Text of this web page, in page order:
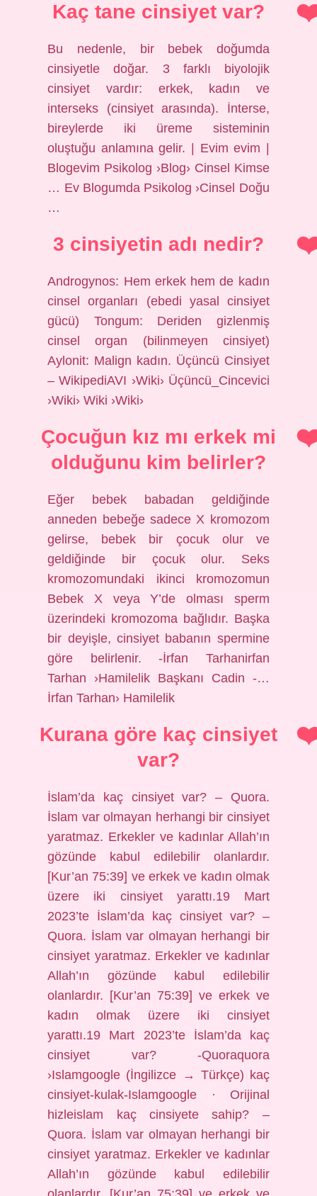
Kaç tane cinsiyet var?
Bu nedenle, bir bebek doğumda
cinsiyetle doğar. 3 farklı biyolojik
cinsiyet vardır: erkek, kadın ve
interseks (cinsiyet arasında). İnterse,
bireylerde iki üreme sisteminin
oluştuğu anlamına gelir. | Evim evim |
Blogevim Psikolog ›Blog› Cinsel Kimse
… Ev Blogumda Psikolog ›Cinsel Doğu
…
3 cinsiyetin adı nedir?
Androgynos: Hem erkek hem de kadın
cinsel organları (ebedi yasal cinsiyet
gücü) Tongum: Deriden gizlenmiş
cinsel organ (bilinmeyen cinsiyet)
Aylonit: Malign kadın. Üçüncü Cinsiyet
– WikipediAVI ›Wiki› Üçüncü_Cincevici
›Wiki› Wiki ›Wiki›
Çocuğun kız mı erkek mi
olduğunu kim belirler?
Eğer bebek babadan geldiğinde
anneden bebeğe sadece X kromozom
gelirse, bebek bir çocuk olur ve
geldiğinde bir çocuk olur. Seks
kromozomundaki ikinci kromozomun
Bebek X veya Y’de olması sperm
üzerindeki kromozoma bağlıdır. Başka
bir deyişle, cinsiyet babanın spermine
göre belirlenir. -İrfan Tarhanirfan
Tarhan ›Hamilelik Başkanı Cadin -…
İrfan Tarhan› Hamilelik
Kurana göre kaç cinsiyet
var?
İslam’da kaç cinsiyet var? – Quora.
İslam var olmayan herhangi bir cinsiyet
yaratmaz. Erkekler ve kadınlar Allah’ın
gözünde kabul edilebilir olanlardır.
[Kur’an 75:39] ve erkek ve kadın olmak
üzere iki cinsiyet yarattı.19 Mart
2023’te İslam’da kaç cinsiyet var? –
Quora. İslam var olmayan herhangi bir
cinsiyet yaratmaz. Erkekler ve kadınlar
Allah’ın gözünde kabul edilebilir
olanlardır. [Kur’an 75:39] ve erkek ve
kadın olmak üzere iki cinsiyet
yarattı.19 Mart 2023’te İslam’da kaç
cinsiyet var? -Quoraquora
›Islamgoogle (İngilizce → Türkçe) kaç
cinsiyet-kulak-Islamgoogle · Orijinal
hizleislam kaç cinsiyete sahip? –
Quora. İslam var olmayan herhangi bir
cinsiyet yaratmaz. Erkekler ve kadınlar
Allah’ın gözünde kabul edilebilir